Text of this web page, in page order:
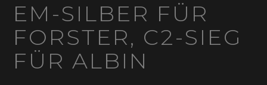
EM-SILBER FÜR
FORSTER, C2-SIEG
FÜR ALBIN